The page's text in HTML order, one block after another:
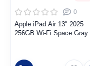
0
Apple iPad Air 13" 2025
256GB Wi-Fi Space Gray